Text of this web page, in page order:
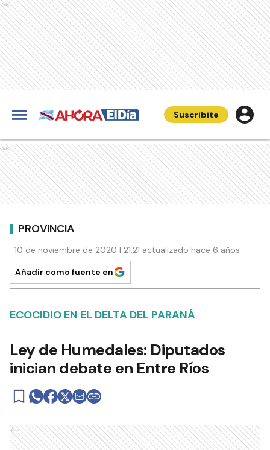
Ads
Suscribite
Ads
PROVINCIA
10 de noviembre de 2020 | 21:21 actualizado hace 6 años
Añadir como fuente en
ECOCIDIO EN EL DELTA DEL PARANÁ
Ley de Humedales: Diputados
inician debate en Entre Ríos
Ads